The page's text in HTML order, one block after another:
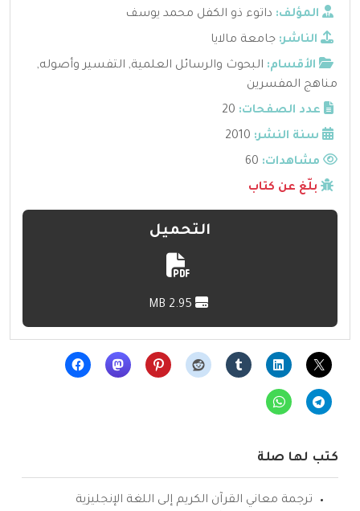
المؤلف: داتوء ذو الكفل محمد يوسف
الناشر: جامعة مالايا
الأقسام: البحوث والرسائل العلمية, التفسير وأصوله,
مناهج المفسرين
عدد الصفحات: 20
سنة النشر: 2010
مشاهدات:
بلّغ عن كتاب
التحميل
كتب لها صلة
ترجمة معاني القرآن الكريم إلى اللغة الإنجليزية